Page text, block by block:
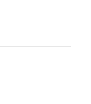
Grau / Beige